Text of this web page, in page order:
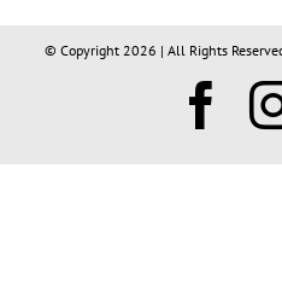
© Copyright 2026 | All Rights